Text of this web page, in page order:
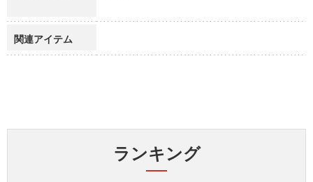
関連アイテム
ランキング